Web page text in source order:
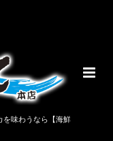
を味わうなら【海鮮